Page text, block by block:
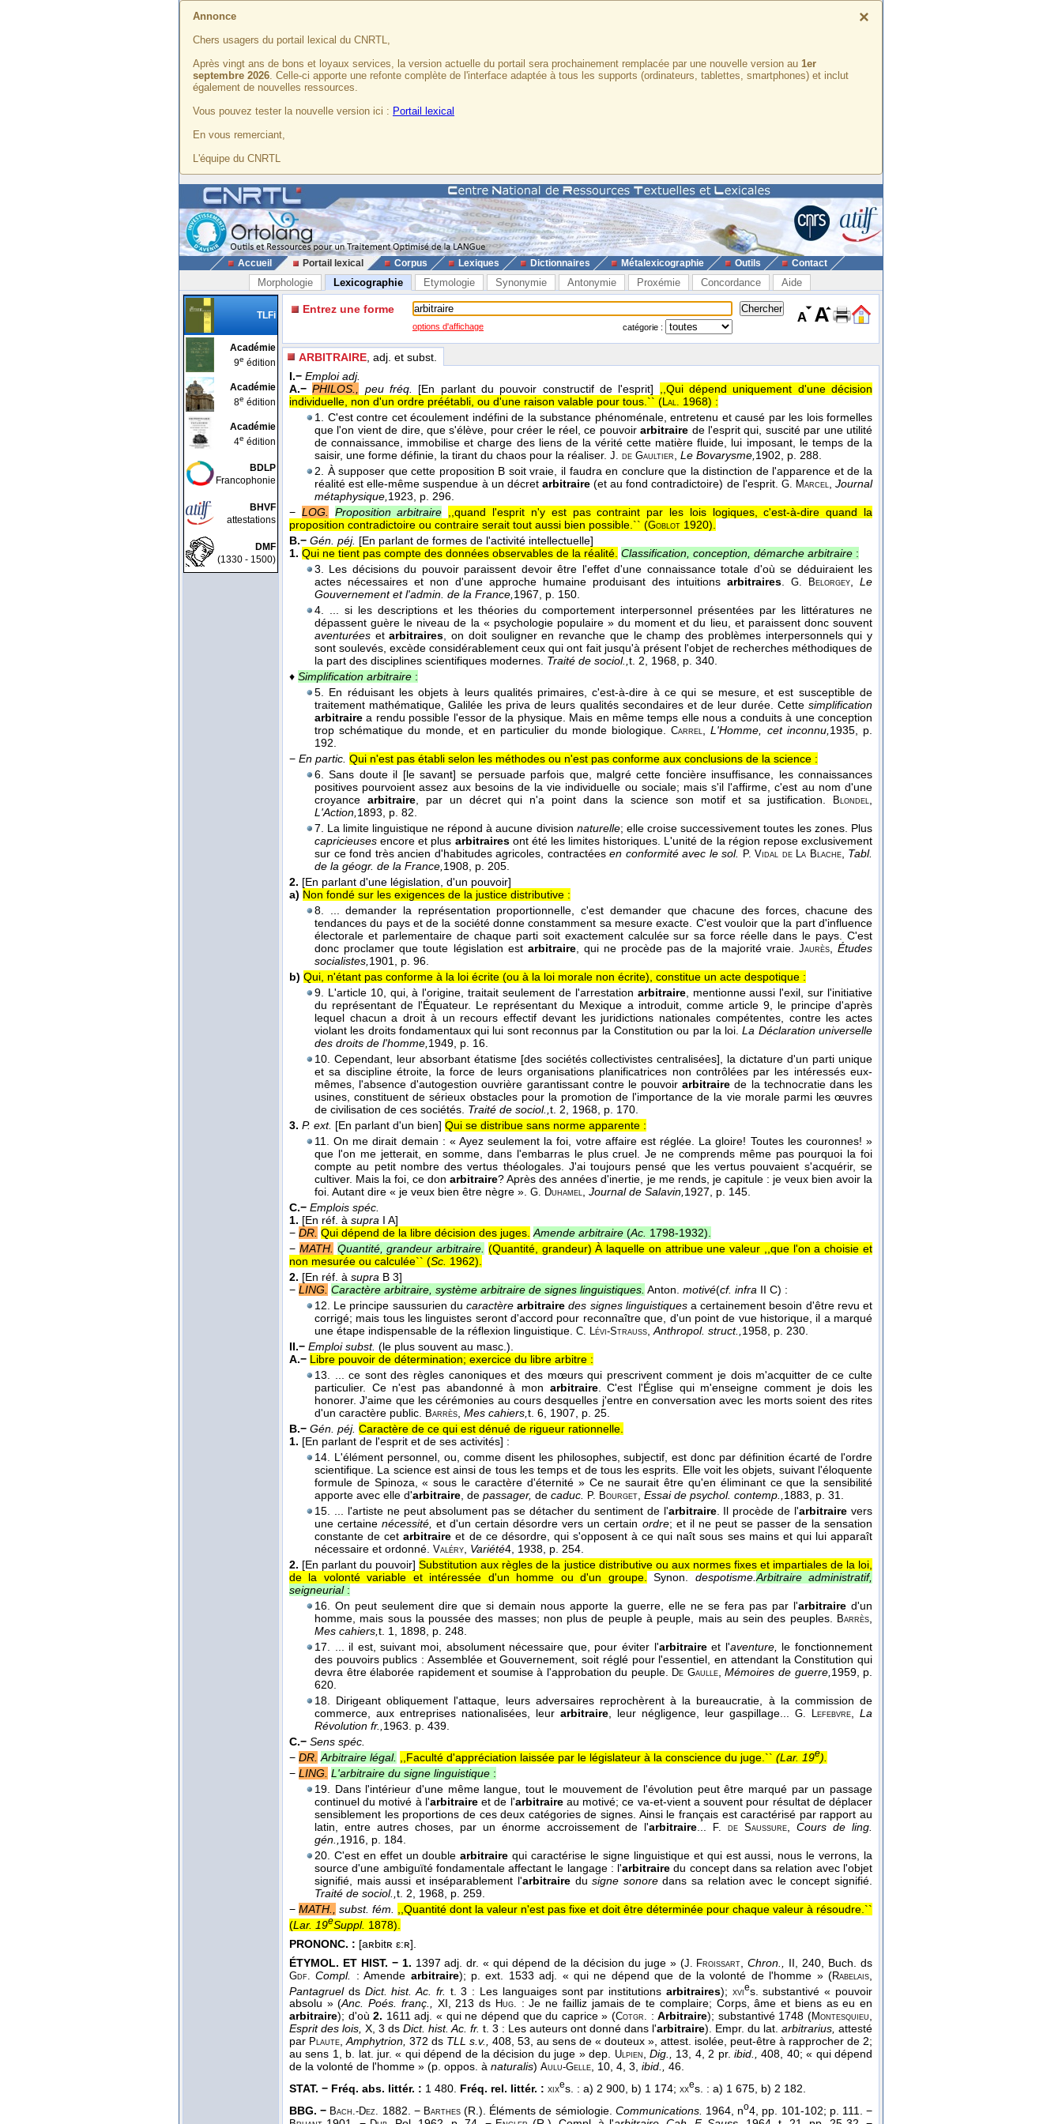
×
Annonce
Chers usagers du portail lexical du CNRTL,
Après vingt ans de bons et loyaux services, la version actuelle du portail sera prochainement remplacée par une nouvelle version au 1er
septembre 2026. Celle-ci apporte une refonte complète de l'interface adaptée à tous les supports (ordinateurs, tablettes, smartphones) et inclut
également de nouvelles ressources.
Vous pouvez tester la nouvelle version ici : Portail lexical
En vous remerciant,
L'équipe du CNRTL
Accueil Portail lexical Corpus Lexiques Dictionnaires Métalexicographie Outils Contact
Morphologie Lexicographie Etymologie Synonymie Antonymie Proxémie Concordance Aide
TLFi
Académie
9e édition
Académie
8e édition
Académie
4e édition
BDLP
Francophonie
BHVF
attestations
DMF
(1330 - 1500)
Entrez une forme
options d'affichage catégorie :
ARBITRAIRE , adj. et subst.
I.− Emploi adj.
A.− PHILOS., peu fréq. [En parlant du pouvoir constructif de l'esprit]
,,Qui dépend uniquement d'une décision
individuelle, non d'un ordre préétabli, ou d'une raison valable pour tous.`` (Lal. 1968) :
1. C'est contre cet écoulement indéfini de la substance phénoménale, entretenu et causé par les lois formelles
que l'on vient de dire, que s'élève, pour créer le réel, ce pouvoirarbitraire de l'esprit qui, suscité par une utilité
de connaissance, immobilise et charge des liens de la vérité cette matière fluide, lui imposant, le temps de la
saisir, une forme définie, la tirant du chaos pour la réaliser. J. de Gaultier, Le Bovarysme,1902, p. 288.
2. À supposer que cette proposition B soit vraie, il faudra en conclure que la distinction de l'apparence et de la
réalité est elle-même suspendue à un décret arbitraire (et au fond contradictoire) de l'esprit. G. Marcel, Journal
métaphysique,1923, p. 296.
− LOG. Proposition arbitraire ,,quand l'esprit n'y est pas contraint par les lois logiques, c'est-à-dire quand la
proposition contradictoire ou contraire serait tout aussi bien possible.`` (Goblot 1920).
B.− Gén. péj. [En parlant de formes de l'activité intellectuelle]
1. Qui ne tient pas compte des données observables de la réalité. Classification, conception, démarche arbitraire :
3. Les décisions du pouvoir paraissent devoir être l'effet d'une connaissance totale d'où se déduiraient les
actes nécessaires et non d'une approche humaine produisant des intuitions arbitraires. G. Belorgey, Le
Gouvernement et l'admin. de la France,1967, p. 150.
4. ... si les descriptions et les théories du comportement interpersonnel présentées par les littératures ne
dépassent guère le niveau de la « psychologie populaire » du moment et du lieu, et paraissent donc souvent
aventurées etarbitraires, on doit souligner en revanche que le champ des problèmes interpersonnels qui y
sont soulevés, excède considérablement ceux qui ont fait jusqu'à présent l'objet de recherches méthodiques de
la part des disciplines scientifiques modernes. Traité de sociol.,t. 2, 1968, p. 340.
♦ Simplification arbitraire :
5. En réduisant les objets à leurs qualités primaires, c'est-à-dire à ce qui se mesure, et est susceptible de
traitement mathématique, Galilée les priva de leurs qualités secondaires et de leur durée. Cette simplification
arbitraire a rendu possible l'essor de la physique. Mais en même temps elle nous a conduits à une conception
trop schématique du monde, et en particulier du monde biologique.Carrel,L'Homme, cet inconnu,1935, p.
192.
− En partic. Qui n'est pas établi selon les méthodes ou n'est pas conforme aux conclusions de la science :
6. Sans doute il [le savant] se persuade parfois que, malgré cette foncière insuffisance, les connaissances
positives pourvoient assez aux besoins de la vie individuelle ou sociale; mais s'il l'affirme, c'est au nom d'une
croyance arbitraire, par un décret qui n'a point dans la science son motif et sa justification. Blondel,
L'Action,1893, p. 82.
7. La limite linguistique ne répond à aucune division naturelle; elle croise successivement toutes les zones. Plus
capricieuses encore et plus arbitrairesont été les limites historiques. L'unité de la région repose exclusivement
sur ce fond très ancien d'habitudes agricoles, contractées en conformité avec le sol. P. Vidal de La Blache, Tabl.
de la géogr. de la France,1908, p. 205.
2. [En parlant d'une législation, d'un pouvoir]
a) Non fondé sur les exigences de la justice distributive :
8. ... demander la représentation proportionnelle, c'est demander que chacune des forces, chacune des
tendances du pays et de la société donne constamment sa mesure exacte. C'est vouloir que la part d'influence
électorale et parlementaire de chaque parti soit exactement calculée sur sa force réelle dans le pays. C'est
donc proclamer que toute législation est arbitraire, qui ne procède pas de la majorité vraie. Jaurès, Études
socialistes,1901, p. 96.
b) Qui, n'étant pas conforme à la loi écrite (ou à la loi morale non écrite), constitue un acte despotique :
9. L'article 10, qui, à l'origine, traitait seulement de l'arrestation arbitraire, mentionne aussi l'exil, sur l'initiative
du représentant de l'Équateur. Le représentant du Mexique a introduit, comme article 9, le principe d'après
lequel chacun a droit à un recours effectif devant les juridictions nationales compétentes, contre les actes
violant les droits fondamentaux qui lui sont reconnus par la Constitution ou par la loi.La Déclaration universelle
des droits de l'homme,1949, p. 16.
10. Cependant, leur absorbant étatisme [des sociétés collectivistes centralisées], la dictature d'un parti unique
et sa discipline étroite, la force de leurs organisations planificatrices non contrôlées par les intéressés eux-
mêmes, l'absence d'autogestion ouvrière garantissant contre le pouvoirarbitraire de la technocratie dans les
usines, constituent de sérieux obstacles pour la promotion de l'importance de la vie morale parmi les œuvres
de civilisation de ces sociétés. Traité de sociol.,t. 2, 1968, p. 170.
3. P. ext. [En parlant d'un bien] Qui se distribue sans norme apparente :
11. On me dirait demain : « Ayez seulement la foi, votre affaire est réglée. La gloire! Toutes les couronnes! »
que l'on me jetterait, en somme, dans l'embarras le plus cruel. Je ne comprends même pas pourquoi la foi
compte au petit nombre des vertus théologales. J'ai toujours pensé que les vertus pouvaient s'acquérir, se
cultiver. Mais la foi, ce donarbitraire? Après des années d'inertie, je me rends, je capitule : je veux bien avoir la
foi. Autant dire « je veux bien être nègre ». G. Duhamel, Journal de Salavin,1927, p. 145.
C.− Emplois spéc.
1. [En réf. à supra I A]
− DR. Qui dépend de la libre décision des juges. Amende arbitraire (Ac. 1798-1932).
− MATH. Quantité, grandeur arbitraire. (Quantité, grandeur) À laquelle on attribue une valeur ,,que l'on a choisie et
non mesurée ou calculée`` (Sc. 1962).
2. [En réf. à supra B 3]
− LING. Caractère arbitraire, système arbitraire de signes linguistiques. Anton. motivé(cf. infra II C) :
12. Le principe saussurien du caractèrearbitrairedes signes linguistiquesa certainement besoin d'être revu et
corrigé; mais tous les linguistes seront d'accord pour reconnaître que, d'un point de vue historique, il a marqué
une étape indispensable de la réflexion linguistique. C. Lévi-Strauss,Anthropol. struct.,1958, p. 230.
II.− Emploi subst. (le plus souvent au masc.).
A.− Libre pouvoir de détermination; exercice du libre arbitre :
13. ... ce sont des règles canoniques et des mœurs qui prescrivent comment je dois m'acquitter de ce culte
particulier. Ce n'est pas abandonné à mon arbitraire. C'est l'Église qui m'enseigne comment je dois les
honorer. J'aime que les cérémonies au cours desquelles j'entre en conversation avec les morts soient des rites
d'un caractère public. Barrès, Mes cahiers,t. 6, 1907, p. 25.
B.− Gén. péj. Caractère de ce qui est dénué de rigueur rationnelle.
1. [En parlant de l'esprit et de ses activités] :
14. L'élément personnel, ou, comme disent les philosophes, subjectif, est donc par définition écarté de l'ordre
scientifique. La science est ainsi de tous les temps et de tous les esprits. Elle voit les objets, suivant l'éloquente
formule de Spinoza, « sous le caractère d'éternité » Ce ne saurait être qu'en éliminant ce que la sensibilité
apporte avec elle d'arbitraire, de passager, de caduc. P. Bourget, Essai de psychol. contemp.,1883, p. 31.
15. ... l'artiste ne peut absolument pas se détacher du sentiment de l'arbitraire. Il procède de l'arbitrairevers
une certainenécessité, et d'un certain désordre vers un certain ordre; et il ne peut se passer de la sensation
constante de cetarbitraire et de ce désordre, qui s'opposent à ce qui naît sous ses mains et qui lui apparaît
nécessaire et ordonné. Valéry, Variété4, 1938, p. 254.
2. [En parlant du pouvoir] Substitution aux règles de la justice distributive ou aux normes fixes et impartiales de la loi,
de la volonté variable et intéressée d'un homme ou d'un groupe. Synon. despotisme.Arbitraire administratif,
seigneurial:
16. On peut seulement dire que si demain nous apporte la guerre, elle ne se fera pas par l'arbitraired'un
homme, mais sous la poussée des masses; non plus de peuple à peuple, mais au sein des peuples. Barrès,
Mes cahiers,t. 1, 1898, p. 248.
17. ... il est, suivant moi, absolument nécessaire que, pour éviter l'arbitraireet l'aventure, le fonctionnement
des pouvoirs publics : Assemblée et Gouvernement, soit réglé pour l'essentiel, en attendant la Constitution qui
devra être élaborée rapidement et soumise à l'approbation du peuple. De Gaulle,Mémoires de guerre,1959, p.
620.
18. Dirigeant obliquement l'attaque, leurs adversaires reprochèrent à la bureaucratie, à la commission de
commerce, aux entreprises nationalisées, leur arbitraire, leur négligence, leur gaspillage... G. Lefebvre, La
Révolution fr.,1963. p. 439.
C.− Sens spéc.
− DR. Arbitraire légal. ,,Faculté d'appréciation laissée par le législateur à la conscience du juge.`` (Lar. 19e).
− LING. L'arbitraire du signe linguistique :
19. Dans l'intérieur d'une même langue, tout le mouvement de l'évolution peut être marqué par un passage
continuel du motivé à l'arbitraireet de l'arbitraire au motivé; ce va-et-vient a souvent pour résultat de déplacer
sensiblement les proportions de ces deux catégories de signes. Ainsi le français est caractérisé par rapport au
latin, entre autres choses, par un énorme accroissement de l'arbitraire F. de Saussure ,Cours de ling.
gén., 1916 , p. 184.
20. C'est en effet un doublearbitraire qui caractérise le signe linguistique et qui est aussi, nous le verrons, la
source d'une ambiguïté fondamentale affectant le langage : l'arbitraire du concept dans sa relation avec l'objet
signifié, mais aussi et inséparablement l'arbitraire dusigne sonoredans sa relation avec le concept signifié.
Traité de sociol., t. 2 , 1968 , p. 259.
− MATH., subst. fém.
,,Quantité dont la valeur n'est pas fixe et doit être déterminée pour chaque valeur à résoudre.``
(Lar. 19eSuppl. 1878).
PRONONC. : [aʀbitʀ ε:ʀ].
ÉTYMOL. ET HIST. − 1. 1397 adj. dr. « qui dépend de la décision du juge » (J. Froissart ,Chron., II, 240, Buch. ds
Gdf.Compl. : Amende arbitraire); p. ext. 1533 adj. « qui ne dépend que de la volonté de l'homme » (Rabelais
Pantagruelds Dict. hist. Ac. fr. t. 3 : Les languaiges sont par institutions arbitraires); xvies. substantivé « pouvoir
absolu » (Anc. Poés. franç., XI, 213 ds Hug. : Je ne failliz jamais de te complaire; Corps, âme et biens as eu en
arbitraire); d'où2. 1611 adj. « qui ne dépend que du caprice » (Cotgr. :Arbitraire); substantivé 1748 (Montesquieu,
Esprit des lois, X, 3 ds Dict. hist. Ac. fr. t. 3 : Les auteurs ont donné dans l'arbitraire). Empr. du lat. arbitrarius, attesté
par Plaute,Amphytrion, 372 ds TLL s.v., 408, 53, au sens de « douteux », attest. isolée, peut-être à rapprocher de 2;
au sens 1, b. lat. jur. « qui dépend de la décision du juge » dep. Ulpien, Dig., 13, 4, 2 pr. ibid.,408, 40; « qui dépend
de la volonté de l'homme » (p. oppos. à naturalis) Aulu-Gelle, 10, 4, 3, ibid., 46.
STAT. − Fréq. abs. littér. : 1 480. Fréq. rel. littér. : xixes. : a) 2 900, b) 1 174; xxes. : a) 1 675, b) 2 182.
BBG. − Bach.-Dez. 1882. − Barthes(R.). Éléments de sémiologie. Communications. 1964, no4, pp. 101-102; p. 111. −